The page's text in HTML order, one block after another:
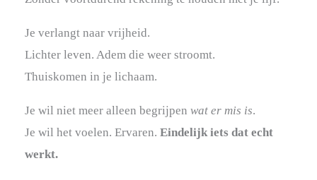
Je verlangt naar vrijheid.
Lichter leven. Adem die weer stroomt.
Thuiskomen in je lichaam.
Je wil niet meer alleen begrijpen wat er mis is.
Je wil het voelen. Ervaren. Eindelijk iets dat echt
werkt.